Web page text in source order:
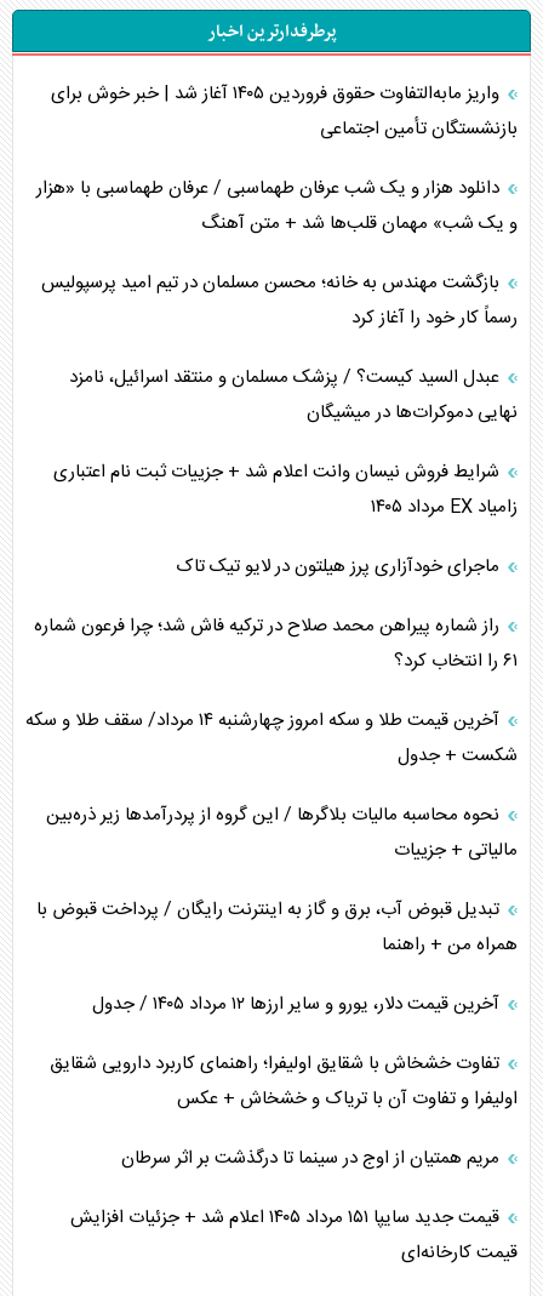
اربعین، کابوس مشترک تل‌آویو-واشنگتن
برنامه هفتم توسعه در نقطه کور سیاستگذاری
اوکراین بازوی مخرب آمریکا در غرب آسیا
اهمیت راهبردی اردن برای آمریکا
پیام، ظرفیت بالفعل‌نشده تجارت ایران
همسویی عربستان با سنتکام علیه متحدان ایران
ترامپ و توهم خلع سلاح حماس
چرا کویت به دنبال شریک امنیتی جدید است؟
اعتراف غرب به قدرت ایران در تثبیت معادلات
خطای راهبردی ترامپ مقابل برزیل
پرطرفدارترین اخبار
واریز مابه‌التفاوت حقوق فروردین ۱۴۰۵ آغاز شد | خبر خوش برای
بازنشستگان تأمین اجتماعی
دانلود هزار و یک شب عرفان طهماسبی / عرفان طهماسبی با «هزار
و یک شب» مهمان قلب‌ها شد + متن آهنگ
بازگشت مهندس به خانه؛ محسن مسلمان در تیم امید پرسپولیس
رسماً کار خود را آغاز کرد
عبدل السید کیست؟ / پزشک مسلمان و منتقد اسرائیل، نامزد
نهایی دموکرات‌ها در میشیگان
شرایط فروش نیسان وانت اعلام شد + جزییات ثبت نام اعتباری
زامیاد EX مرداد ۱۴۰۵
ماجرای خودآزاری پرز هیلتون در لایو تیک تاک
راز شماره پیراهن محمد صلاح در ترکیه فاش شد؛ چرا فرعون شماره
۶۱ را انتخاب کرد؟
آخرین قیمت طلا و سکه امروز چهارشنبه ۱۴ مرداد/ سقف طلا و سکه
شکست + جدول
نحوه محاسبه مالیات بلاگر‌ها / این گروه از پردرآمد‌ها زیر ذره‌بین
مالیاتی + جزییات
تبدیل قبوض آب، برق و گاز به اینترنت رایگان / پرداخت قبوض با
همراه من + راهنما
آخرین قیمت دلار، یورو و سایر ارز‌ها ۱۲ مرداد ۱۴۰۵ / جدول
تفاوت خشخاش با شقایق اولیفرا؛ راهنمای کاربرد دارویی شقایق
اولیفرا و تفاوت آن با تریاک و خشخاش + عکس
مریم همتیان از اوج در سینما تا درگذشت بر اثر سرطان
قیمت جدید سایپا ۱۵۱ مرداد ۱۴۰۵ اعلام شد + جزئیات افزایش
قیمت کارخانه‌ای